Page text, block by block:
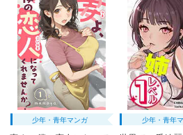
少年・青年マンガ 少年・青年